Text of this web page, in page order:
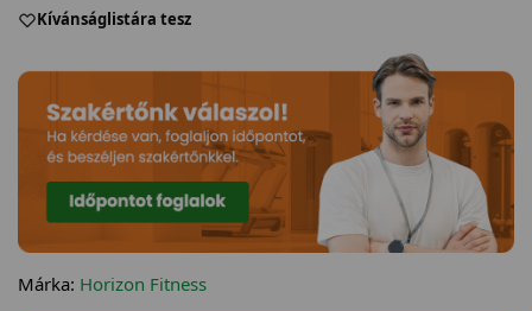
Kívánságlistára tesz
Márka: Horizon Fitness